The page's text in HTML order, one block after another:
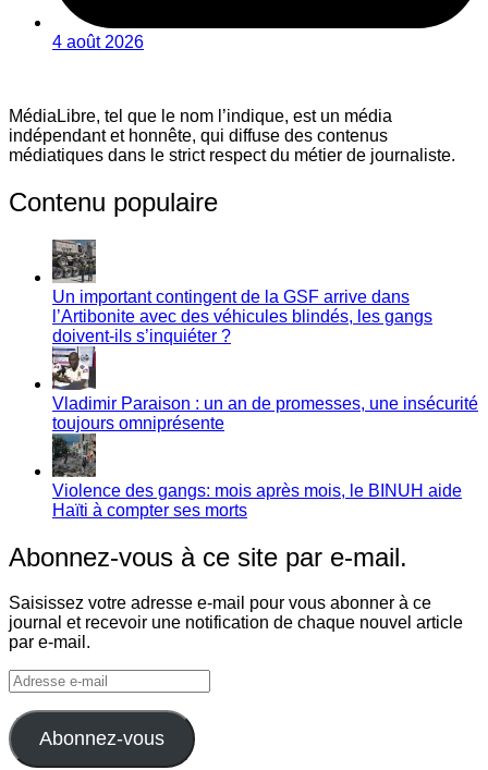
4 août 2026
MédiaLibre, tel que le nom l’indique, est un média
indépendant et honnête, qui diffuse des contenus
médiatiques dans le strict respect du métier de journaliste.
Contenu populaire
Un important contingent de la GSF arrive dans
l’Artibonite avec des véhicules blindés, les gangs
doivent-ils s’inquiéter ?
Vladimir Paraison : un an de promesses, une insécurité
toujours omniprésente
Violence des gangs: mois après mois, le BINUH aide
Haïti à compter ses morts
Abonnez-vous à ce site par e-mail.
Saisissez votre adresse e-mail pour vous abonner à ce
journal et recevoir une notification de chaque nouvel article
par e-mail.
Adresse
e-
mail
Abonnez-vous